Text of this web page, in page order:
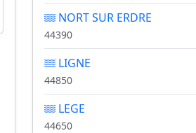
NORT SUR ERDRE
44390
LIGNE
44850
LEGE
44650